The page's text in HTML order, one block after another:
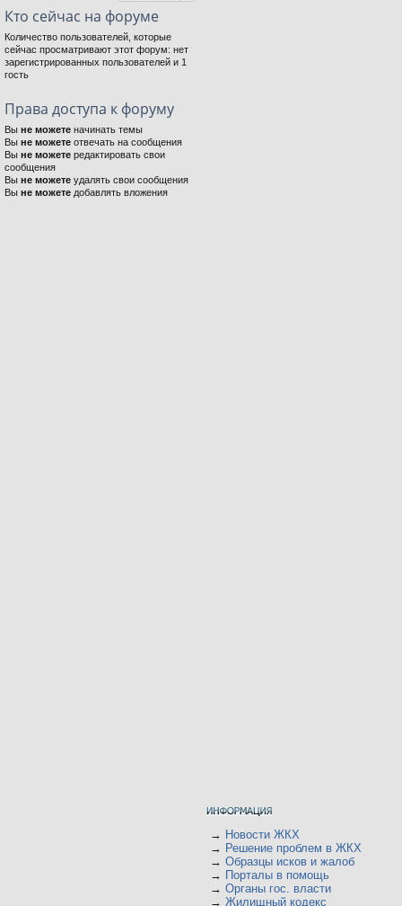
Кто сейчас на форуме
Количество пользователей, которые
сейчас просматривают этот форум: нет
зарегистрированных пользователей и 1
гость
Права доступа к форуму
Вы не можете начинать темы
Вы не можете отвечать на сообщения
Вы не можете редактировать свои
сообщения
Вы не можете удалять свои сообщения
Вы не можете добавлять вложения
→ Новости ЖКХ
→ Решение проблем в ЖКХ
→ Образцы исков и жалоб
→ Порталы в помощь
→ Органы гос. власти
→ Жилищный кодекс